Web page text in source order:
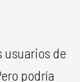
usuarios de
podría